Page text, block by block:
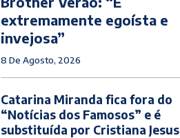
extremamente egoísta e
invejosa”
8 De Agosto, 2026
Catarina Miranda fica fora do
“Notícias dos Famosos” e é
substituída por Cristiana Jesus